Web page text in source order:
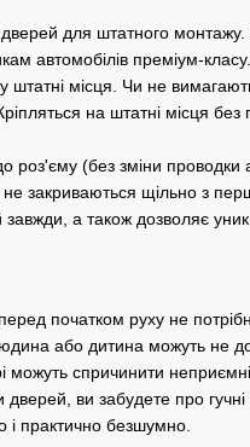
для штатного
автомобілів преміум-класу.
штатні місця. Чи не
на штатні місця
роз'єму (без зміни проводки
не закриваються щільно з
а також дозволяє
початком руху не
або дитина можуть не
можуть спричинити неприємні
ви забудете про
і практично безшумно.